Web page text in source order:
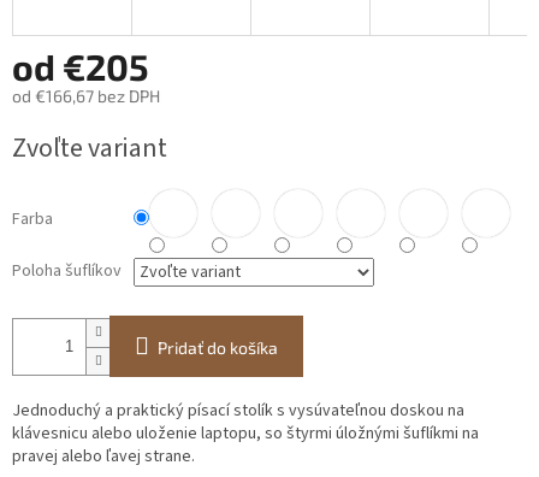
od €205
od €166,67 bez DPH
cena:
Zvoľte variant
Farba
Poloha šuflíkov
Pridať do košíka
Jednoduchý a praktický písací stolík s vysúvateľnou doskou na
klávesnicu alebo uloženie laptopu, so štyrmi úložnými šuflíkmi na
pravej alebo ľavej strane.